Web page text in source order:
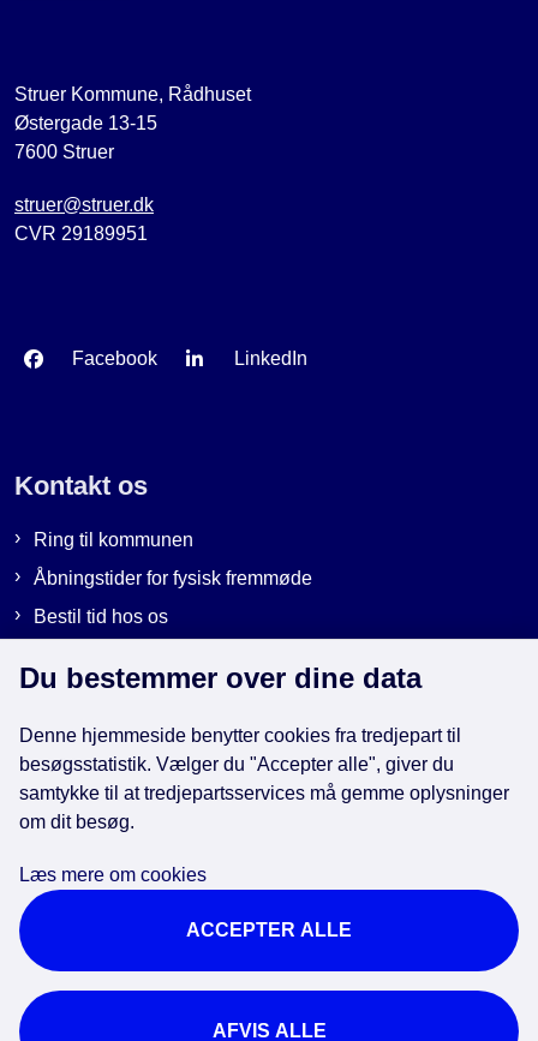
Struer Kommune, Rådhuset
Østergade 13-15
7600 Struer
struer@struer.dk
CVR 29189951
Facebook LinkedIn
Kontakt os
Ring til kommunen
Åbningstider for fysisk fremmøde
Bestil tid hos os
Genveje
EAN-numre i kommunen
Cookies
Tilgængelighedserklæring
Brug af kunstig intelligens
Du bestemmer over dine data
Denne hjemmeside benytter cookies fra tredjepart til
besøgsstatistik. Vælger du "Accepter alle", giver du
samtykke til at tredjepartsservices må gemme oplysninger
om dit besøg.
Læs mere om cookies
ACCEPTER ALLE
AFVIS ALLE